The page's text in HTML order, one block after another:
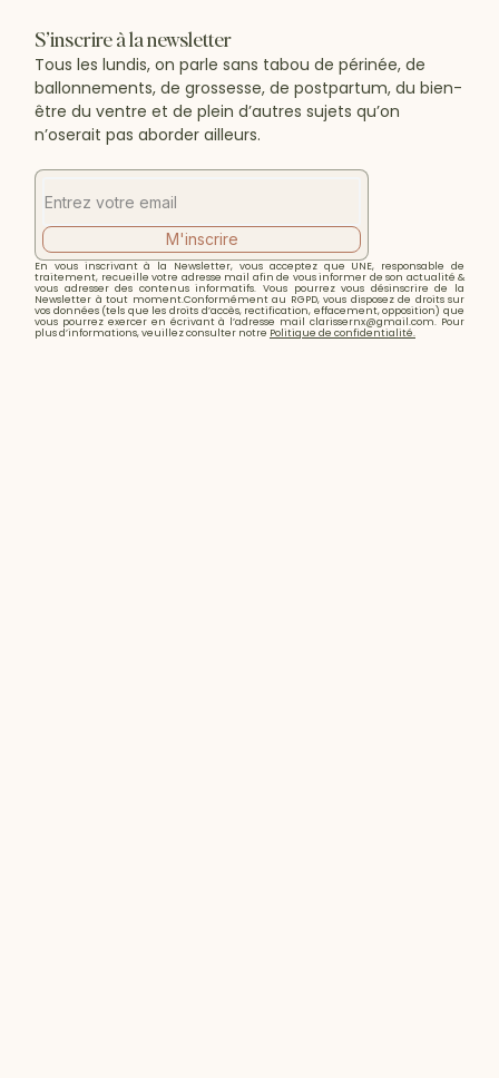
S’inscrire à la newsletter
Tous les lundis, on parle sans tabou de périnée, de
ballonnements, de grossesse, de postpartum, du bien-
être du ventre et de plein d’autres sujets qu’on
n’oserait pas aborder ailleurs.
M'inscrire
En vous inscrivant à la Newsletter, vous acceptez que UNE, responsable de
traitement, recueille votre adresse mail afin de vous informer de son actualité &
vous adresser des contenus informatifs. Vous pourrez vous désinscrire de la
Newsletter à tout moment.Conformément au RGPD, vous disposez de droits sur
vos données (tels que les droits d’accès, rectification, effacement, opposition) que
vous pourrez exercer en écrivant à l’adresse mail clarissernx@gmail.com. Pour
plus d’informations, veuillez consulter notre Politique de confidentialité.